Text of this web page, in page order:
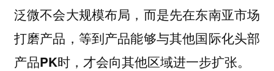
泛微不会大规模布局，而是先在东南亚市场
打磨产品，等到产品能够与其他国际化头部
产品PK时，才会向其他区域进一步扩张。